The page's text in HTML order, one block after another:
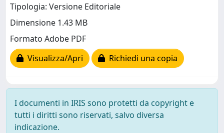
Tipologia: Versione Editoriale
Dimensione 1.43 MB
Formato Adobe PDF
Visualizza/Apri
Richiedi una copia
I documenti in IRIS sono protetti da copyright e
tutti i diritti sono riservati, salvo diversa
indicazione.